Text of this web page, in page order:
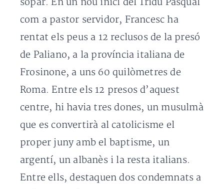
com a pastor servidor, Francesc ha
rentat els peus a 12 reclusos de la presó
de Paliano, a la província italiana de
Frosinone, a uns 60 quilòmetres de
Roma. Entre els 12 presos d’aquest
centre, hi havia tres dones, un musulmà
que es convertirà al catolicisme el
proper juny amb el baptisme, un
argentí, un albanès i la resta italians.
Entre ells, destaquen dos condemnats a